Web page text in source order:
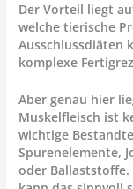
Der Vorteil liegt
welche tierische
Ausschlussdiäten
komplexe
Aber genau hier
Muskelfleisch ist
wichtige
Spurenelemente,
oder Ballaststoffe.